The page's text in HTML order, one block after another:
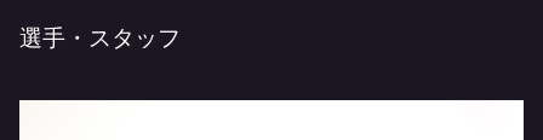
選手・スタッフ